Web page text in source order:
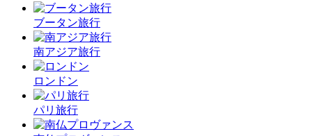
ブータン旅行
南アジア旅行
ロンドン
パリ旅行